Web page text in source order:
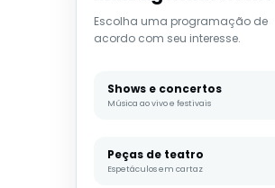
Escolha uma programação de
acordo com seu interesse.
Shows e concertos
Música ao vivo e festivais
Peças de teatro
Espetáculos em cartaz